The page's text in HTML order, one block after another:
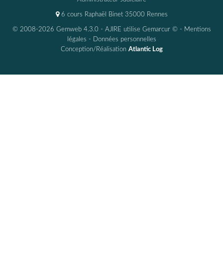
6 cours Raphaël Binet 35000 Rennes
© 2008-2026 Gemweb 4.3.0 - AJIRE utilise Gemarcur © - Mentions
légales - Données personnelles
Conception/Réalisation Atlantic Log